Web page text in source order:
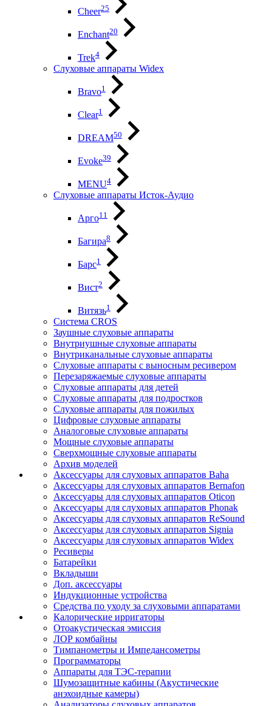
Cheer25
Enchant20
Trek4
Слуховые аппараты Widex
Bravo1
Clear1
DREAM50
Evoke39
MENU4
Слуховые аппараты Исток-Аудио
Арго11
Багира8
Барс1
Вист2
Витязь1
Система CROS
Заушные слуховые аппараты
Внутриушные слуховые аппараты
Внутриканальные слуховые аппараты
Слуховые аппараты с выносным ресивером
Перезаряжаемые слуховые аппараты
Слуховые аппараты для детей
Слуховые аппараты для подростков
Слуховые аппараты для пожилых
Цифровые слуховые аппараты
Аналоговые слуховые аппараты
Мощные слуховые аппараты
Сверхмощные слуховые аппараты
Архив моделей
Аксессуары для слуховых аппаратов Baha
Аксессуары для слуховых аппаратов Bernafon
Аксессуары для слуховых аппаратов Oticon
Аксессуары для слуховых аппаратов Phonak
Аксессуары для слуховых аппаратов ReSound
Аксессуары для слуховых аппаратов Signia
Аксессуары для слуховых аппаратов Widex
Ресиверы
Батарейки
Вкладыши
Доп. аксессуары
Индукционные устройства
Средства по уходу за слуховыми аппаратами
Калорические ирригаторы
Отоакустическая эмиссия
ЛОР комбайны
Тимпанометры и Импедансометры
Программаторы
Аппараты для ТЭС-терапии
Шумозащитные кабины (Акустические
анэхоидные камеры)